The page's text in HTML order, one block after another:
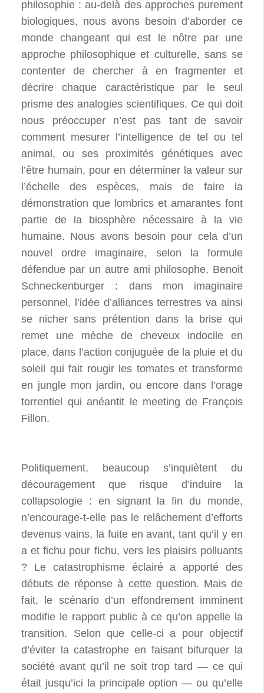
philosophie : au-delà des approches purement
biologiques, nous avons besoin d’aborder ce
monde changeant qui est le nôtre par une
approche philosophique et culturelle, sans se
contenter de chercher à en fragmenter et
décrire chaque caractéristique par le seul
prisme des analogies scientifiques. Ce qui doit
nous préoccuper n’est pas tant de savoir
comment mesurer l’intelligence de tel ou tel
animal, ou ses proximités génétiques avec
l’être humain, pour en déterminer la valeur sur
l’échelle des espèces, mais de faire la
démonstration que lombrics et amarantes font
partie de la biosphère nécessaire à la vie
humaine. Nous avons besoin pour cela d’un
nouvel ordre imaginaire, selon la formule
défendue par un autre ami philosophe, Benoit
Schneckenburger : dans mon imaginaire
personnel, l’idée d’alliances terrestres va ainsi
se nicher sans prétention dans la brise qui
remet une mèche de cheveux indocile en
place, dans l’action conjuguée de la pluie et du
soleil qui fait rougir les tomates et transforme
en jungle mon jardin, ou encore dans l’orage
torrentiel qui anéantit le meeting de François
Fillon.
Politiquement, beaucoup s’inquiètent du
découragement que risque d’induire la
collapsologie : en signant la fin du monde,
n’encourage-t-elle pas le relâchement d’efforts
devenus vains, la fuite en avant, tant qu’il y en
a et fichu pour fichu, vers les plaisirs polluants
? Le catastrophisme éclairé a apporté des
débuts de réponse à cette question. Mais de
fait, le scénario d’un effondrement imminent
modifie le rapport public à ce qu’on appelle la
transition. Selon que celle-ci a pour objectif
d’éviter la catastrophe en faisant bifurquer la
société avant qu’il ne soit trop tard — ce qui
était jusqu’ici la principale option — ou qu’elle